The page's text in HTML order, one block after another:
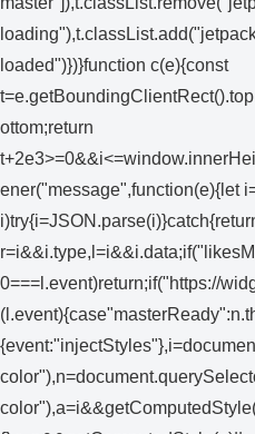
loaded")})}function c(e){const
ottom;return
ener("message",function(e){let
0===l.event)return;if("https://